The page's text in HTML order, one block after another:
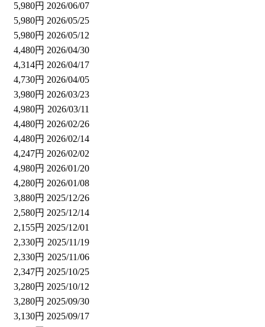
5,980円 2026/06/07
5,980円 2026/05/25
5,980円 2026/05/12
4,480円 2026/04/30
4,314円 2026/04/17
4,730円 2026/04/05
3,980円 2026/03/23
4,980円 2026/03/11
4,480円 2026/02/26
4,480円 2026/02/14
4,247円 2026/02/02
4,980円 2026/01/20
4,280円 2026/01/08
3,880円 2025/12/26
2,580円 2025/12/14
2,155円 2025/12/01
2,330円 2025/11/19
2,330円 2025/11/06
2,347円 2025/10/25
3,280円 2025/10/12
3,280円 2025/09/30
3,130円 2025/09/17